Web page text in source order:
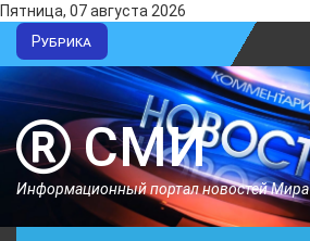
Пятница, 07 августа 2026
Рубрика
СМИ
Информационный портал новостей Мира